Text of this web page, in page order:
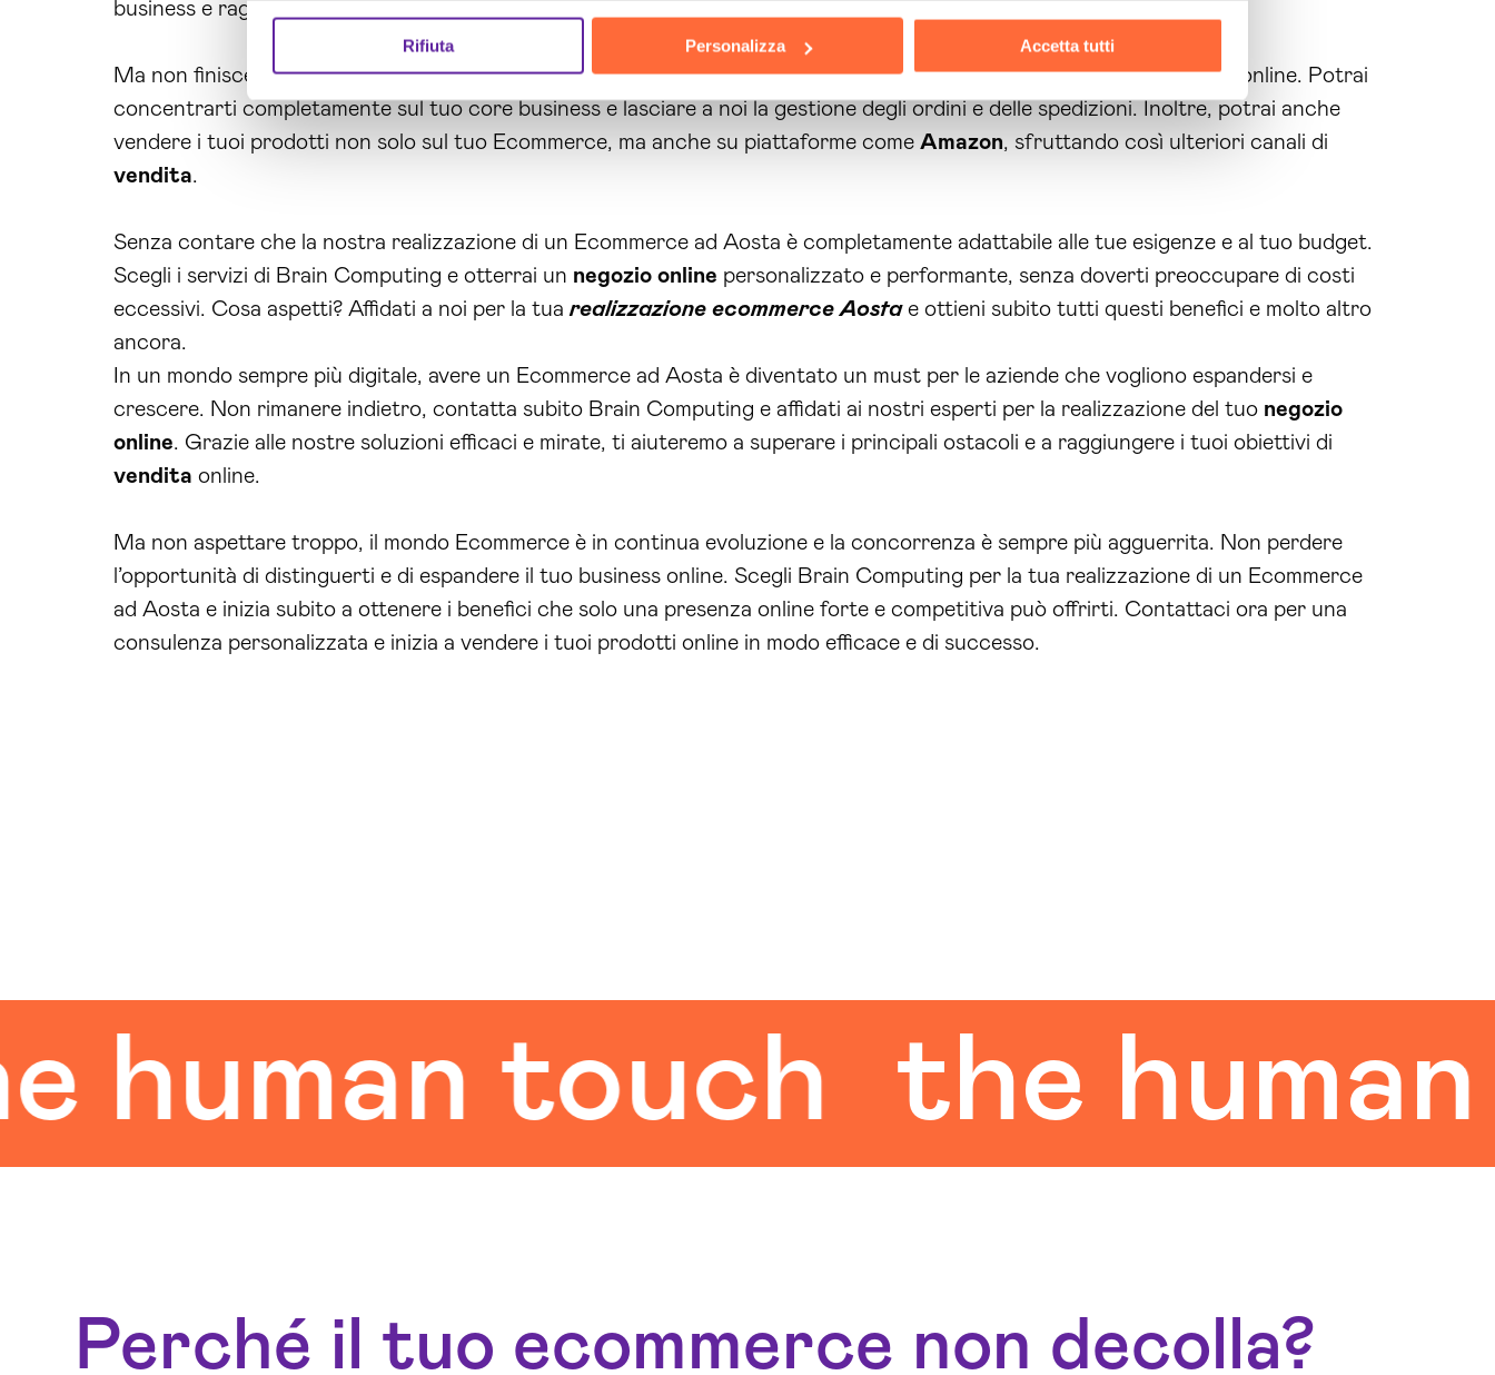
Rifiuta Personalizza Accetta tutti
business e raggiungendo nuove opportunità di
Ma non finisce qui, grazie al nostro servizio didropshipping, non dovrai più preoccuparti della logistica delle vendite online. Potrai
concentrarti completamente sul tuo core business e lasciare a noi la gestione degli ordini e delle spedizioni. Inoltre, potrai anche
vendere i tuoi prodotti non solo sul tuo Ecommerce, ma anche su piattaforme come Amazon, sfruttando così ulteriori canali di
vendita.
Senza contare che la nostra realizzazione di un Ecommerce ad Aosta è completamente adattabile alle tue esigenze e al tuo budget.
Scegli i servizi di Brain Computing e otterrai un negozio online personalizzato e performante, senza doverti preoccupare di costi
eccessivi. Cosa aspetti? Affidati a noi per la tuarealizzazione ecommerce Aostae ottieni subito tutti questi benefici e molto altro
ancora.
In un mondo sempre più digitale, avere un Ecommerce ad Aosta è diventato un must per le aziende che vogliono espandersi e
crescere. Non rimanere indietro, contatta subito Brain Computing e affidati ai nostri esperti per la realizzazione del tuo negozio
online. Grazie alle nostre soluzioni efficaci e mirate, ti aiuteremo a superare i principali ostacoli e a raggiungere i tuoi obiettivi di
vendita online.
Ma non aspettare troppo, il mondo Ecommerce è in continua evoluzione e la concorrenza è sempre più agguerrita. Non perdere
l’opportunità di distinguerti e di espandere il tuo business online. Scegli Brain Computing per la tua realizzazione di un Ecommerce
ad Aosta e inizia subito a ottenere i benefici che solo una presenza online forte e competitiva può offrirti. Contattaci ora per una
consulenza personalizzata e inizia a vendere i tuoi prodotti online in modo efficace e di successo.
touch the human
Perché il tuo ecommerce non decolla?